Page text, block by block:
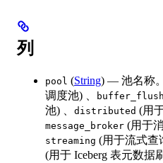
列
pool (String) — 池名称
调度池) 、
buffer_flush
池) 、 distributed (用
message_broker (用于
streaming (用于流式查
(用于 Iceberg 表元数据